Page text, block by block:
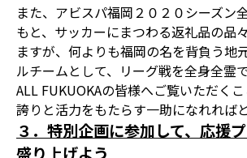
また、アビスパ福岡２０２０シーズン
もと、サッカーにまつわる返礼品の品
ますが、何よりも福岡の名を背負う地
ルチームとして、リーグ戦を全身全霊
ALL FUKUOKAの皆様へご覧いただく
誇りと活力をもたらす一助になれれば
３．特別企画に参加して、応援
盛り上げよう